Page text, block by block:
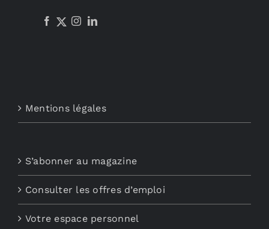
Mentions légales
S’abonner au magazine
Consulter les offres d’emploi
Votre espace personnel